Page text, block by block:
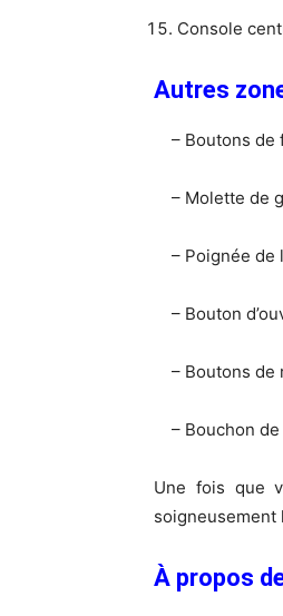
Console
Autres
– Boutons de
– Molette de
– Poignée de
– Bouton
– Boutons de
– Bouchon
Une fois que
soigneusement
À propos